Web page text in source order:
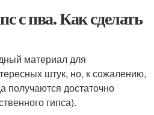
с пва. Как сделать
материал для
штук, но, к сожалению,
получаются достаточно
гипса).